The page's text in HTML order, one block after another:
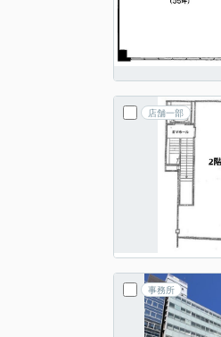
店舗一部
事務所